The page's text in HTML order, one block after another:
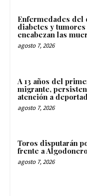
Enfermedades del
diabetes y
encabezan las
agosto 7, 2026
A 13 años del
migrante,
atención a
agosto 7, 2026
Toros disputarán
frente a
agosto 7, 2026